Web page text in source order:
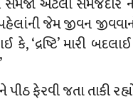
જેમ જીવન જીવવાનો
‘દ્રષ્ટિ’ મારી
પીઠ ફેરવી જતા તાકી